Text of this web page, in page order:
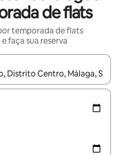
de flats
temporada de flats
faça sua reserva
estiverem disponíveis, explore-